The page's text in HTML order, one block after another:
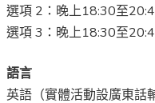
選項 2：晚上18:30至
選項 3：晚上18:30至
語言
英語 （實體活動設廣東